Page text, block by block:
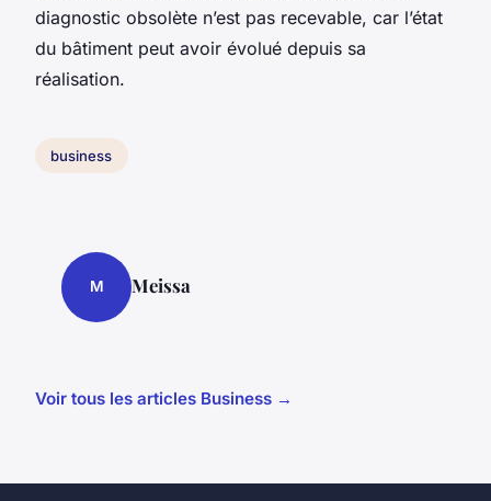
diagnostic obsolète n’est pas recevable, car l’état
du bâtiment peut avoir évolué depuis sa
réalisation.
business
M Meissa
Voir tous les articles Business →